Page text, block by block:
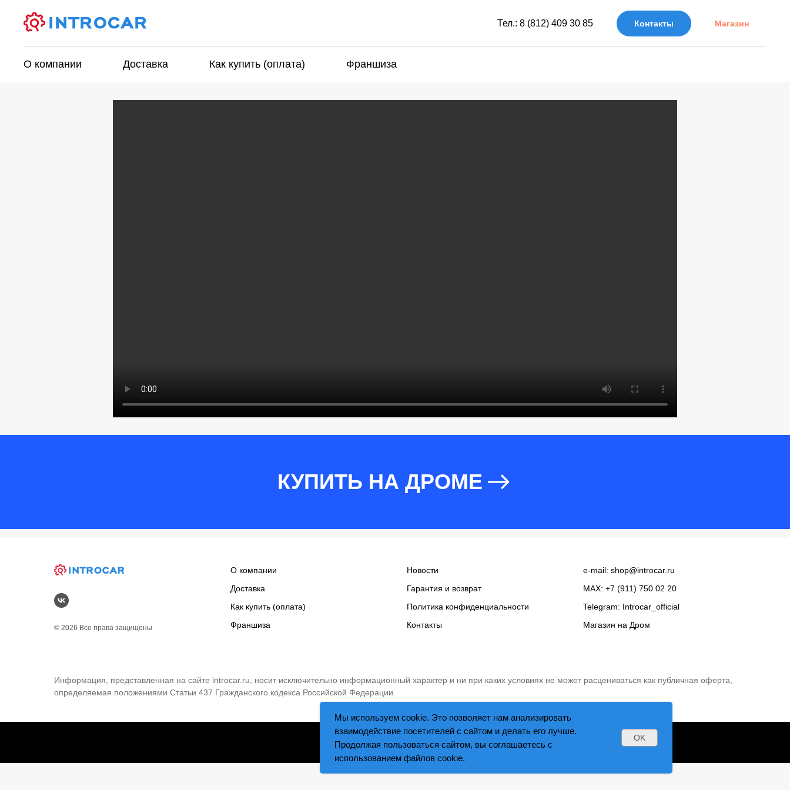
Тел.: 8 (812) 409 30 85 Контакты Магазин
О компании Доставка Как купить (оплата) Франшиза
КУПИТЬ НА ДРОМЕ
© 2026 Все права защищены
О компании
Доставка
Как купить (оплата)
Франшиза
Новости
Гарантия и возврат
Политика конфиденциальности
Контакты
e-mail: shop@introcar.ru
MAX: +7 (911) 750 02 20
Telegram: Introcar_official
Магазин на Дром
Информация, представленная на сайте introcar.ru, носит исключительно информационный характер и ни при каких условиях не может расцениваться как публичная оферта,
определяемая положениями Статьи 437 Гражданского кодекса Российской Федерации.
Мы используем cookie. Это позволяет нам анализировать
взаимодействие посетителей с сайтом и делать его лучше.
Продолжая пользоваться сайтом, вы соглашаетесь с
использованием файлов cookie.
OK
Made on Tilda